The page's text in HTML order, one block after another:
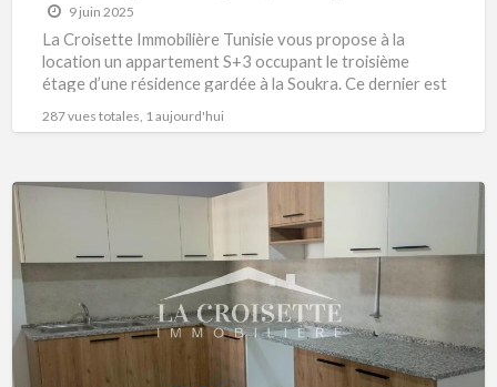
9 juin 2025
La Croisette Immobilière Tunisie vous propose à la
location un appartement S+3 occupant le troisième
étage d’une résidence gardée à la Soukra. Ce dernier est
287 vues totales, 1 aujourd'hui